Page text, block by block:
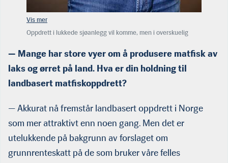
Oppdrett i lukkede sjøanlegg vil komme, men i overskuelig
oppdrett i lukkede anlegg innen 2025, slik Rasmus Hansson
og MDG krever i sitt partiprogram, er både utopi og en veldig
dårlig løsning, mener Ragnar Nystøyl. (Foto: Thv Tande)
— Mange har store vyer om å produsere matfisk av
laks og ørret på land. Hva er din holdning til
landbasert matfiskoppdrett?
— Akkurat nå fremstår landbasert oppdrett i Norge
som mer attraktivt enn noen gang. Men det er
utelukkende på bakgrunn av forslaget om
grunnrenteskatt på de som bruker våre felles